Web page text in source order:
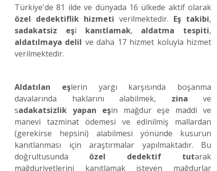
Türkiye'de 81 ilde ve dünyada 16 ülkede aktif olarak
özel dedektiflik hizmeti verilmektedir. Eş takibi,
sadakatsiz eşi kanıtlamak, aldatma tespiti,
aldatılmaya delil ve daha 17 hizmet koluyla hizmet
verilmektedir.
Aldatılan eşlerin yargı karşısında boşanma
davalarında haklarını alabilmek, zina ve
sadakatsizlik yapan eşin mağdur eşe maddi ve
manevi tazminat ödemesi ve edinilmiş mallardan
(gerekirse hepsini) alabilmesi yönünde kusurun
kanıtlanması için araştırmalar yapılmaktadır. Bu
doğrultusunda özel dedektif tutarak
mağduriyetlerini kanıtlamak isteyen mağdurlar